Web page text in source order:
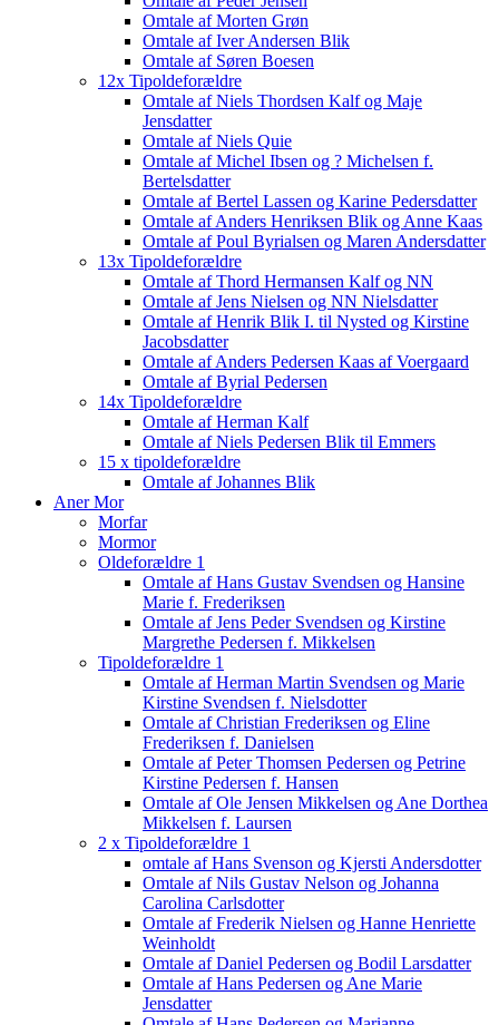
Omtale af Morten Grøn
Omtale af Iver Andersen Blik
Omtale af Søren Boesen
12x Tipoldeforældre
Omtale af Niels Thordsen Kalf og Maje
Jensdatter
Omtale af Niels Quie
Omtale af Michel Ibsen og ? Michelsen f.
Bertelsdatter
Omtale af Bertel Lassen og Karine Pedersdatter
Omtale af Anders Henriksen Blik og Anne Kaas
Omtale af Poul Byrialsen og Maren Andersdatter
13x Tipoldeforældre
Omtale af Thord Hermansen Kalf og NN
Omtale af Jens Nielsen og NN Nielsdatter
Omtale af Henrik Blik I. til Nysted og Kirstine
Jacobsdatter
Omtale af Anders Pedersen Kaas af Voergaard
Omtale af Byrial Pedersen
14x Tipoldeforældre
Omtale af Herman Kalf
Omtale af Niels Pedersen Blik til Emmers
15 x tipoldeforældre
Omtale af Johannes Blik
Aner Mor
Morfar
Mormor
Oldeforældre 1
Omtale af Hans Gustav Svendsen og Hansine
Marie f. Frederiksen
Omtale af Jens Peder Svendsen og Kirstine
Margrethe Pedersen f. Mikkelsen
Tipoldeforældre 1
Omtale af Herman Martin Svendsen og Marie
Kirstine Svendsen f. Nielsdotter
Omtale af Christian Frederiksen og Eline
Frederiksen f. Danielsen
Omtale af Peter Thomsen Pedersen og Petrine
Kirstine Pedersen f. Hansen
Omtale af Ole Jensen Mikkelsen og Ane Dorthea
Mikkelsen f. Laursen
2 x Tipoldeforældre 1
omtale af Hans Svenson og Kjersti Andersdotter
Omtale af Nils Gustav Nelson og Johanna
Carolina Carlsdotter
Omtale af Frederik Nielsen og Hanne Henriette
Weinholdt
Omtale af Daniel Pedersen og Bodil Larsdatter
Omtale af Hans Pedersen og Ane Marie
Jensdatter